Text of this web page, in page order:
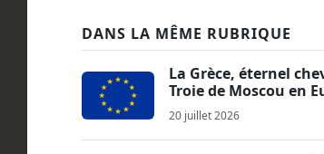
DANS LA MÊME RUBRIQUE
La Grèce, éternel
Troie de Moscou en
20 juillet 2026